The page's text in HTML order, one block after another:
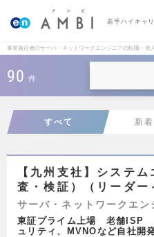
若手ハイキャ
事業責任者のサーバ・ネットワークエンジニアの転職・求
90 件
すべて 新
【九州支社】システ
査・検証）（リーダー
サーバ・ネットワークエン
東証プライム上場 老舗ISP
ュリティ、MVNOなど自社開